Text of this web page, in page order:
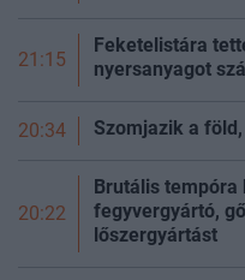
21:15
Feketelistára
nyersanyagot
20:34 Szomjazik a
20:22
Brutális tempóra
fegyvergyártó,
lőszergyártást